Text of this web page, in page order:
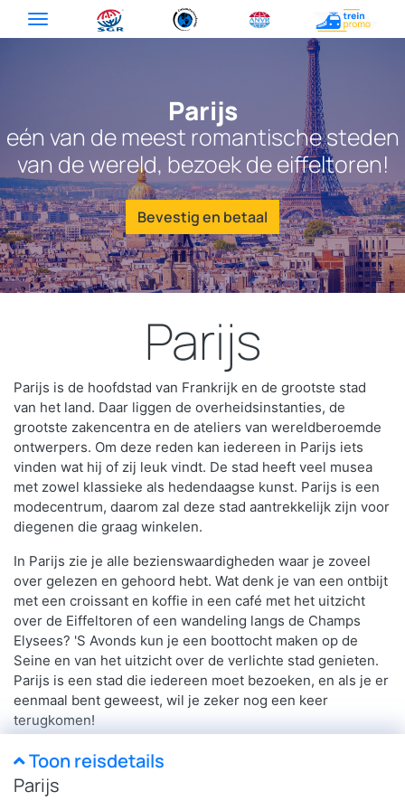
Parijs
eén van de meest romantische steden
van de wereld, bezoek de eiffeltoren!
Bevestig en betaal
Parijs
Parijs is de hoofdstad van Frankrijk en de grootste stad
van het land. Daar liggen de overheidsinstanties, de
grootste zakencentra en de ateliers van wereldberoemde
ontwerpers. Om deze reden kan iedereen in Parijs iets
vinden wat hij of zij leuk vindt. De stad heeft veel musea
met zowel klassieke als hedendaagse kunst. Parijs is een
modecentrum, daarom zal deze stad aantrekkelijk zijn voor
diegenen die graag winkelen.
In Parijs zie je alle bezienswaardigheden waar je zoveel
over gelezen en gehoord hebt. Wat denk je van een ontbijt
met een croissant en koffie in een café met het uitzicht
over de Eiffeltoren of een wandeling langs de Champs
Elysees? 'S Avonds kun je een boottocht maken op de
Seine en van het uitzicht over de verlichte stad genieten.
Parijs is een stad die iedereen moet bezoeken, en als je er
eenmaal bent geweest, wil je zeker nog een keer
terugkomen!
Toon reisdetails
Parijs